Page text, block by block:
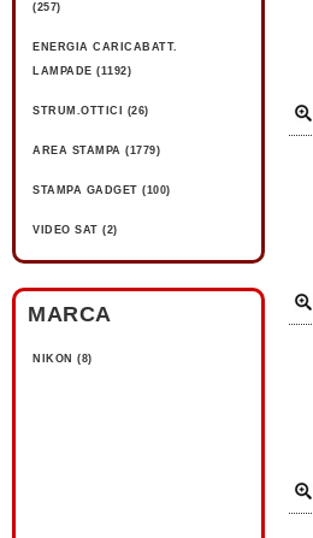
(257)
ENERGIA CARICABATT.
LAMPADE (1192)
STRUM.OTTICI (26)
AREA STAMPA (1779)
STAMPA GADGET (100)
VIDEO SAT (2)
MARCA
NIKON (8)